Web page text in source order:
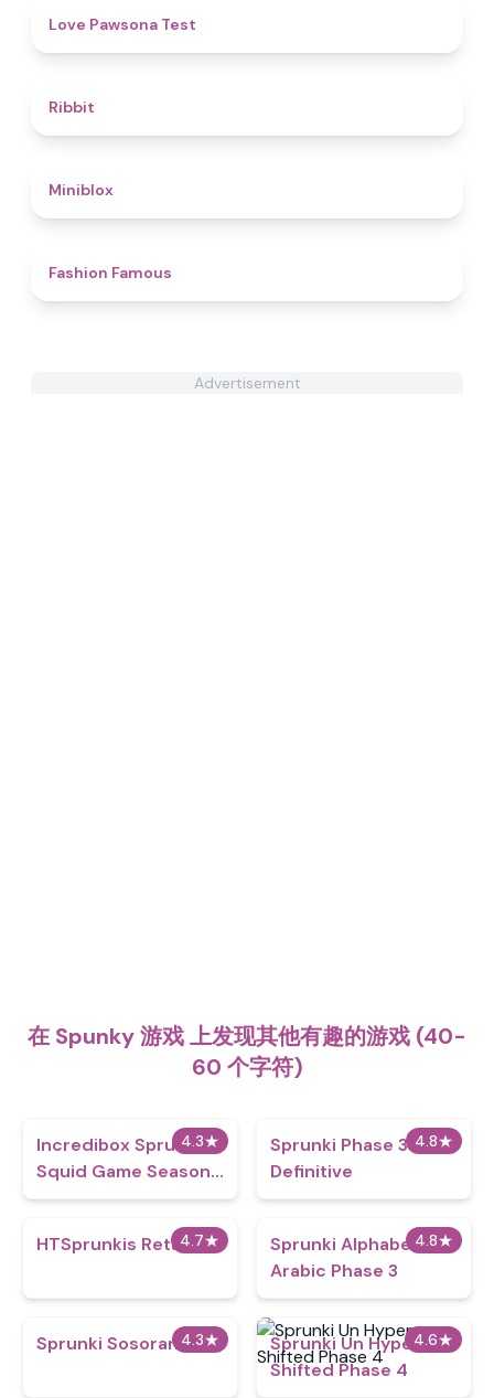
Love Pawsona Test
Ribbit
Miniblox
Fashion Famous
Advertisement
在 Spunky 游戏 上发现其他有趣的游戏 (40-
60 个字符)
4.3★
Incredibox Sprunki
Squid Game Season
2
4.8★
Sprunki Phase 3
Definitive
4.7★
HTSprunkis Retake 4.8★
Sprunki Alphabet lore
Arabic Phase 3
4.3★
Sprunki Sosoranki 4.6★
Sprunki Un Hyper
Shifted Phase 4